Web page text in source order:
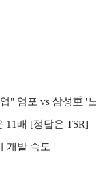
" 엄포 vs 삼성重 '
11배 [정답은 TSR]
개발 속도